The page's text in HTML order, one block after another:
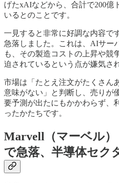
げたxAIなどから、合計で200億
いるとのことです。
一見すると非常に好調な内容で
急落しました。これは、AIサー
も、その製造コストの上昇や競
迫されているという点が嫌気さ
市場は「たとえ注文がたくさん
意味がない」と判断し、売りが
要予測が出たにもかかわらず、
ったかたちです。
Marvell（マーベル
で急落、半導体セク